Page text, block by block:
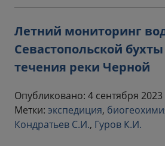
Летний мониторинг
Севастопольской
течения реки Черной
Опубликовано: 4 сентября 2023
Метки: экспедиция,
Кондратьев С.И., Гуров К.И.